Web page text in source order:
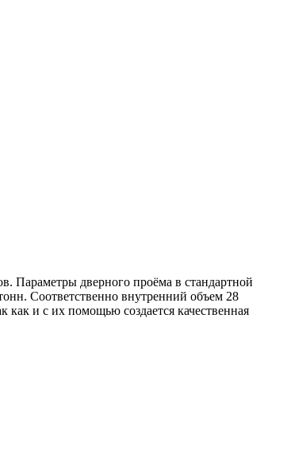
Параметры дверного проёма в стандартной
Соответственно внутренний объем 28
как и с их помощью создается качественная